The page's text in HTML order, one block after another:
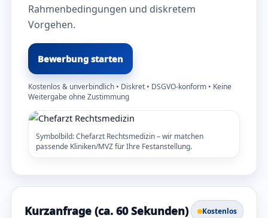
Rahmenbedingungen und diskretem
Vorgehen.
Bewerbung starten
Kostenlos & unverbindlich • Diskret • DSGVO-konform • Keine
Weitergabe ohne Zustimmung
Symbolbild: Chefarzt Rechtsmedizin – wir matchen
passende Kliniken/MVZ für Ihre Festanstellung.
Kurzanfrage (ca. 60 Sekunden) Kostenlos